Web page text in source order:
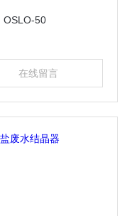
OSLO-50
在线留言